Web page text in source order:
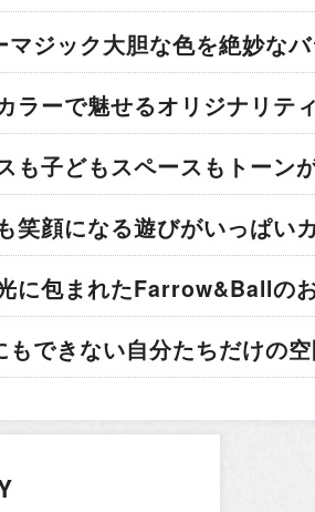
マジック大胆な色を絶妙な
ラーで魅せるオリジナリテ
も子どもスペースも トーン
笑顔になる遊びがいっぱい
に包まれたFarrow&Ballの
もできない自分たちだけの